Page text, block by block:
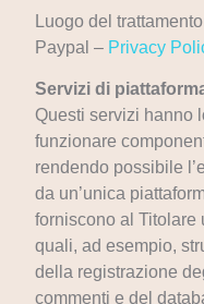
Luogo del
Paypal – Privacy
Servizi di
Questi servizi hanno
funzionare
rendendo possibile
da un’unica
forniscono al Titolare
quali, ad esempio,
della registrazione
commenti e del